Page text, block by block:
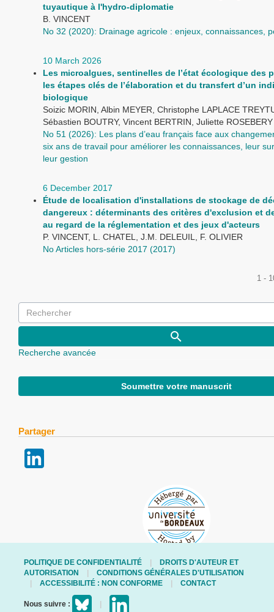
tuyautique à l'hydro-diplomatie
B. VINCENT
No 32 (2020): Drainage agricole : enjeux, connaissances,
10 March 2026
Les microalgues, sentinelles de l’état écologique des
les étapes clés de l’élaboration et du transfert d’un
biologique
Soizic MORIN, Albin MEYER, Christophe LAPLACE
Sébastien BOUTRY, Vincent BERTRIN, Juliette ROSEBERY
No 51 (2026): Les plans d’eau français face aux
six ans de travail pour améliorer les connaissances, leur
leur gestion
6 December 2017
Étude de localisation d'installations de stockage de
dangereux : déterminants des critères d'exclusion et
au regard de la réglementation et des jeux d'acteurs
P. VINCENT, L. CHATEL, J.M. DELEUIL, F. OLIVIER
No Articles hors-série 2017 (2017)
1 -
Recherche avancée
Soumettre votre manuscrit
Partager
POLITIQUE DE CONFIDENTIALITÉ
DROITS D'AUTEUR ET
AUTORISATION
CONDITIONS GÉNÉRALES D'UTILISATION
ACCESSIBILITÉ : NON CONFORME
CONTACT
Nous suivre :